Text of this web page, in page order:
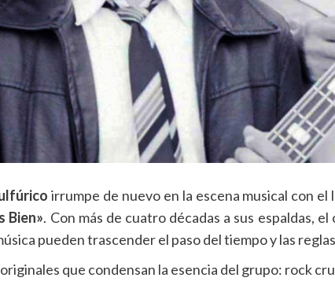
irrumpe de nuevo en la escena musical con
Bien». Con más de cuatro décadas a sus espaldas,
pueden trascender el paso del tiempo y las
que condensan la esencia del grupo: rock